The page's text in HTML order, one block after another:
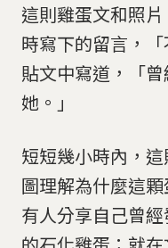
這則雞蛋文和照
時寫下的留言，
貼文中寫道，「
她。」
短短幾小時內，
圖理解為什麼這
有人分享自己曾